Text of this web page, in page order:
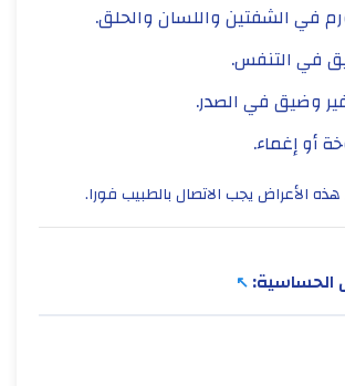
في الشفتين واللسان والحلق.
في التنفس.
وضيق في الصدر.
أو إغماء.
الأعراض يجب الاتصال بالطبيب فورا.